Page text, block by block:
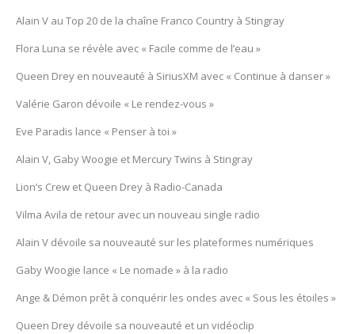
Alain V au Top 20 de la chaîne Franco Country à Stingray
Flora Luna se révèle avec « Facile comme de l’eau »
Queen Drey en nouveauté à SiriusXM avec « Continue à danser »
Valérie Garon dévoile « Le rendez-vous »
Eve Paradis lance « Penser à toi »
Alain V, Gaby Woogie et Mercury Twïns à Stingray
Lion’s Crew et Queen Drey à Radio-Canada
Vilma Avila de retour avec un nouveau single radio
Alain V dévoile sa nouveauté sur les plateformes numériques
Gaby Woogie lance « Le nomade » à la radio
Ange & Démon prêt à conquérir les ondes avec « Sous les étoiles »
Queen Drey dévoile sa nouveauté et un vidéoclip